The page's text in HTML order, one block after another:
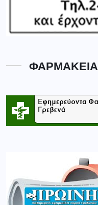
ΦΑΡΜΑΚΕΙΑ